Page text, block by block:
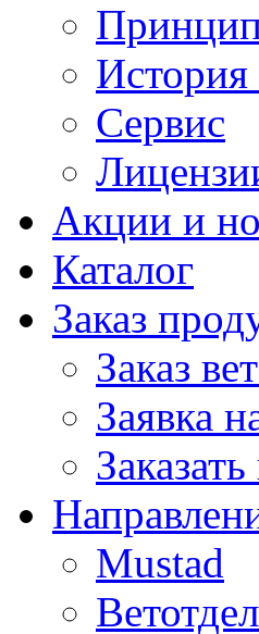
Сервис
Акции и
Каталог
Заказ
Заказ
Заявка
Mustad
Ветотдел